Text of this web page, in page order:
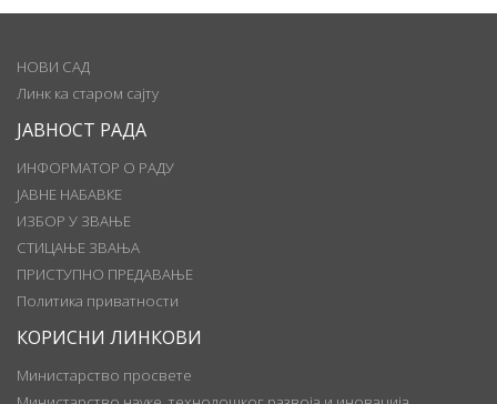
НОВИ САД
Линк ка старом сајту
ЈАВНОСТ РАДА
ИНФОРМАТОР О РАДУ
ЈАВНЕ НАБАВКЕ
ИЗБОР У ЗВАЊЕ
СТИЦАЊЕ ЗВАЊА
ПРИСТУПНО ПРЕДАВАЊЕ
Политика приватности
КОРИСНИ ЛИНКОВИ
Министарство просвете